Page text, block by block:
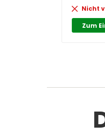
Nicht
Zum